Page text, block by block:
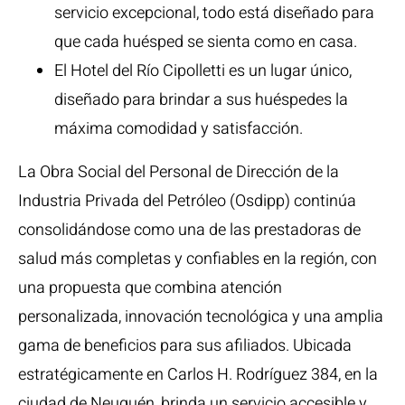
servicio excepcional, todo está diseñado para
que cada huésped se sienta como en casa.
El Hotel del Río Cipolletti es un lugar único,
diseñado para brindar a sus huéspedes la
máxima comodidad y satisfacción.
La Obra Social del Personal de Dirección de la
Industria Privada del Petróleo (Osdipp) continúa
consolidándose como una de las prestadoras de
salud más completas y confiables en la región, con
una propuesta que combina atención
personalizada, innovación tecnológica y una amplia
gama de beneficios para sus afiliados. Ubicada
estratégicamente en Carlos H. Rodríguez 384, en la